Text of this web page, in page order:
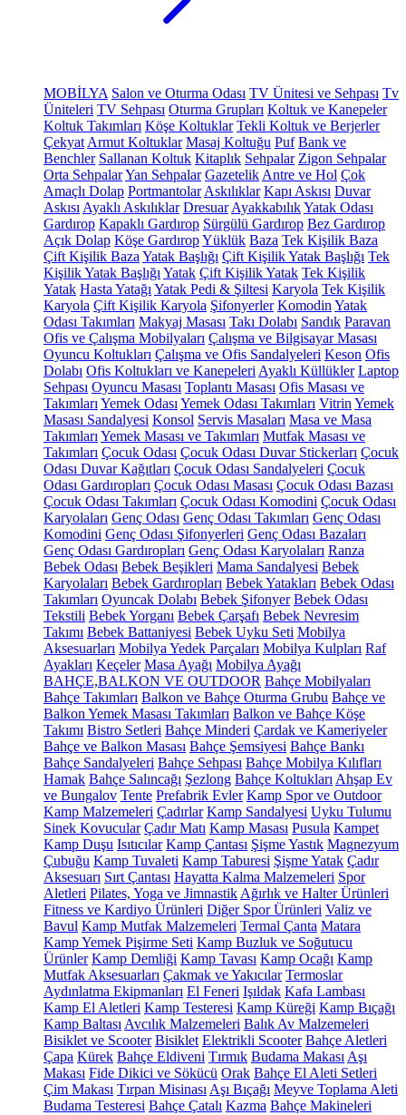
MOBİLYA Salon ve Oturma Odası TV Ünitesi ve Sehpası Tv
Üniteleri TV Sehpası Oturma Grupları Koltuk ve Kanepeler
Koltuk Takımları Köşe Koltuklar Tekli Koltuk ve Berjerler
Çekyat Armut Koltuklar Masaj Koltuğu Puf Bank ve
Benchler Sallanan Koltuk Kitaplık Sehpalar Zigon Sehpalar
Orta SehpalarYan Sehpalar Gazetelik Antre ve Hol Çok
Amaçlı Dolap Portmantolar Askılıklar Kapı Askısı Duvar
Askısı Ayaklı Askılıklar Dresuar AyakkabılıkYatak Odası
Gardırop Kapaklı Gardırop Sürgülü Gardırop Bez Gardırop
Açık Dolap Köşe GardıropYüklük Baza Tek Kişilik Baza
Çift Kişilik Baza Yatak Başlığı Çift Kişilik Yatak Başlığı Tek
Kişilik Yatak Başlığı Yatak Çift Kişilik Yatak Tek Kişilik
Yatak Hasta Yatağı Yatak Pedi & Şiltesi Karyola Tek Kişilik
Karyola Çift Kişilik Karyola Şifonyerler Komodin Yatak
Odası Takımları Makyaj Masası Takı Dolabı Sandık Paravan
Ofis ve Çalışma Mobilyaları Çalışma ve Bilgisayar Masası
Oyuncu Koltukları Çalışma ve Ofis Sandalyeleri Keson Ofis
Dolabı Ofis Koltukları ve Kanepeleri Ayaklı Küllükler Laptop
Sehpası Oyuncu Masası Toplantı Masası Ofis Masası ve
Takımları Yemek Odası Yemek Odası Takımları Vitrin Yemek
Masası Sandalyesi Konsol Servis Masaları Masa ve Masa
Takımları Yemek Masası ve Takımları Mutfak Masası ve
Takımları Çocuk Odası Çocuk Odası Duvar Stickerları Çocuk
Odası Duvar Kağıtları Çocuk Odası Sandalyeleri Çocuk
Odası Gardıropları Çocuk Odası Masası Çocuk Odası Bazası
Çocuk Odası Takımları Çocuk Odası Komodini Çocuk Odası
Karyolaları Genç Odası Genç Odası Takımları Genç Odası
Komodini Genç Odası Şifonyerleri Genç Odası Bazaları
Genç Odası Gardıropları Genç Odası Karyolaları Ranza
Bebek Odası Bebek Beşikleri Mama Sandalyesi Bebek
Karyolaları Bebek Gardıropları Bebek Yatakları Bebek Odası
Takımları Oyuncak Dolabı Bebek Şifonyer Bebek Odası
Tekstili Bebek Yorganı Bebek Çarşafı Bebek Nevresim
Takımı Bebek Battaniyesi Bebek Uyku Seti Mobilya
Aksesuarları Mobilya Yedek Parçaları Mobilya Kulpları Raf
Ayakları Keçeler Masa Ayağı Mobilya Ayağı
BAHÇE,BALKON VE OUTDOOR Bahçe Mobilyaları
Bahçe Takımları Balkon ve Bahçe Oturma Grubu Bahçe ve
Balkon Yemek Masası Takımları Balkon ve Bahçe Köşe
Takımı Bistro Setleri Bahçe Minderi Çardak ve Kameriyeler
Bahçe ve Balkon Masası Bahçe Şemsiyesi Bahçe Bankı
Bahçe Sandalyeleri Bahçe Sehpası Bahçe Mobilya Kılıfları
Hamak Bahçe Salıncağı Şezlong Bahçe Koltukları Ahşap Ev
ve Bungalov Tente Prefabrik Evler Kamp Spor ve Outdoor
Kamp Malzemeleri Çadırlar Kamp Sandalyesi Uyku Tulumu
Sinek Kovucular Çadır Matı Kamp Masası Pusula Kampet
Kamp Duşu Isıtıcılar Kamp Çantası Şişme Yastık Magnezyum
Çubuğu Kamp Tuvaleti Kamp Taburesi Şişme Yatak Çadır
Aksesuarı Sırt Çantası Hayatta Kalma Malzemeleri Spor
Aletleri Pilates, Yoga ve Jimnastik Ağırlık ve Halter Ürünleri
Fitness ve Kardiyo Ürünleri Diğer Spor Ürünleri Valiz ve
Bavul Kamp Mutfak Malzemeleri Termal Çanta Matara
Kamp Yemek Pişirme Seti Kamp Buzluk ve Soğutucu
Ürünler Kamp Demliği Kamp Tavası Kamp Ocağı Kamp
Mutfak Aksesuarları Çakmak ve Yakıcılar Termoslar
Aydınlatma Ekipmanları El Feneri Işıldak Kafa Lambası
Kamp El Aletleri Kamp Testeresi Kamp Küreği Kamp Bıçağı
Kamp Baltası Avcılık Malzemeleri Balık Av Malzemeleri
Bisiklet ve Scooter Bisiklet Elektrikli Scooter Bahçe Aletleri
Çapa Kürek Bahçe Eldiveni Tırmık Budama Makası Aşı
Makası Fide Dikici ve Sökücü Orak Bahçe El Aleti Setleri
Çim Makası Tırpan Misinası Aşı Bıçağı Meyve Toplama Aleti
Budama Testeresi Bahçe Çatalı Kazma Bahçe Makineleri